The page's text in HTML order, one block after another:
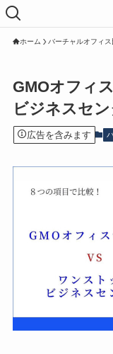
ホーム バーチャルオフィ
GMOオフィ
ビジネスセ
広告を含みます